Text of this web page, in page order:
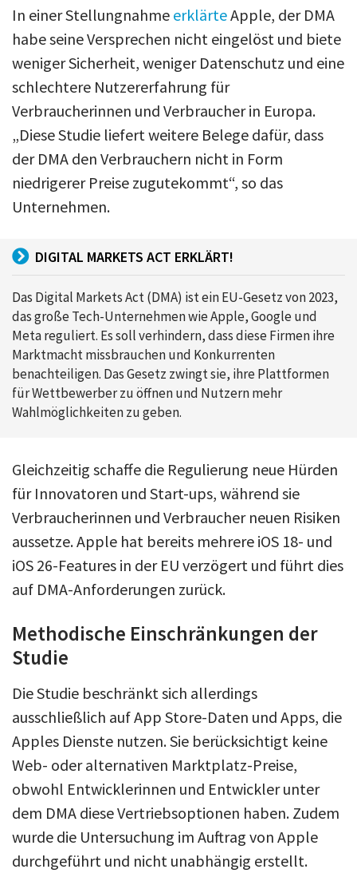
In einer Stellungnahme erklärteApple, der DMA
habe seine Versprechen nicht eingelöst und biete
weniger Sicherheit, weniger Datenschutz und eine
schlechtere Nutzererfahrung für
Verbraucherinnen und Verbraucher in Europa.
„Diese Studie liefert weitere Belege dafür, dass
der DMA den Verbrauchern nicht in Form
niedrigerer Preise zugutekommt“, so das
Unternehmen.
DIGITAL MARKETS ACT ERKLÄRT!
Das Digital Markets Act (DMA) ist ein EU-Gesetz von 2023,
das große Tech-Unternehmen wie Apple, Google und
Meta reguliert. Es soll verhindern, dass diese Firmen ihre
Marktmacht missbrauchen und Konkurrenten
benachteiligen. Das Gesetz zwingt sie, ihre Plattformen
für Wettbewerber zu öffnen und Nutzern mehr
Wahlmöglichkeiten zu geben.
Gleichzeitig schaffe die Regulierung neue Hürden
für Innovatoren und Start-ups, während sie
Verbraucherinnen und Verbraucher neuen Risiken
aussetze. Apple hat bereits mehrere iOS 18- und
iOS 26-Features in der EU verzögert und führt dies
auf DMA-Anforderungen zurück.
Methodische Einschränkungen der
Studie
Die Studie beschränkt sich allerdings
ausschließlich auf App Store-Daten und Apps, die
Apples Dienste nutzen. Sie berücksichtigt keine
Web- oder alternativen Marktplatz-Preise,
obwohl Entwicklerinnen und Entwickler unter
dem DMA diese Vertriebsoptionen haben. Zudem
wurde die Untersuchung im Auftrag von Apple
durchgeführt und nicht unabhängig erstellt.